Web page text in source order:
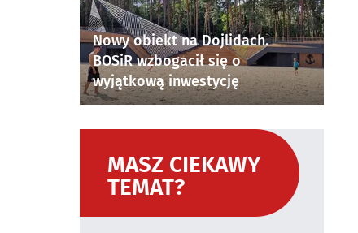
Nowy obiekt na Dojlidach.
BOSiR wzbogacił się o
wyjątkową inwestycję
MASZ CIEKAWY
TEMAT?